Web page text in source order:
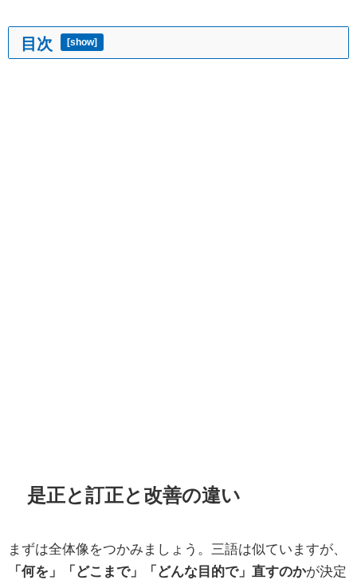
目次 [show]
是正と訂正と改善の違い
まずは全体像をつかみましょう。三語は似ていますが、
「何を」「どこまで」「どんな目的で」直すのかが決定